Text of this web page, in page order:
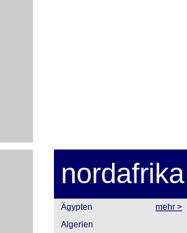
nordafrika
Ägypten
mehr >
Algerien